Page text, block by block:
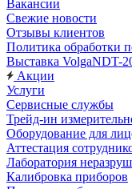
Вакансии
Свежие новости
Отзывы клиентов
Политика обработки
Выставка VolgaNDT-
Акции
Услуги
Сервисные службы
Трейд-ин
Оборудование для
Аттестация
Лаборатория
Калибровка приборов